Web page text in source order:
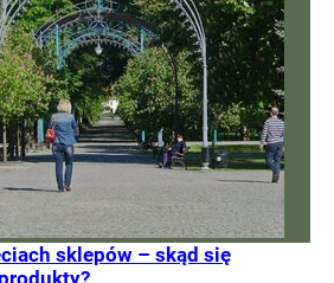
sklepów – skąd się